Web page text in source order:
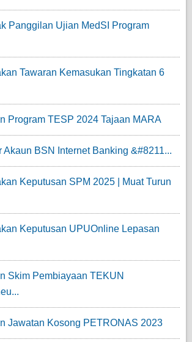
Panggilan Ujian MedSI Program
Tawaran Kemasukan Tingkatan 6
Program TESP 2024 Tajaan MARA
Akaun BSN Internet Banking &#8211...
Keputusan SPM 2025 | Muat Turun
Keputusan UPUOnline Lepasan
Skim Pembiayaan TEKUN
Jawatan Kosong PETRONAS 2023